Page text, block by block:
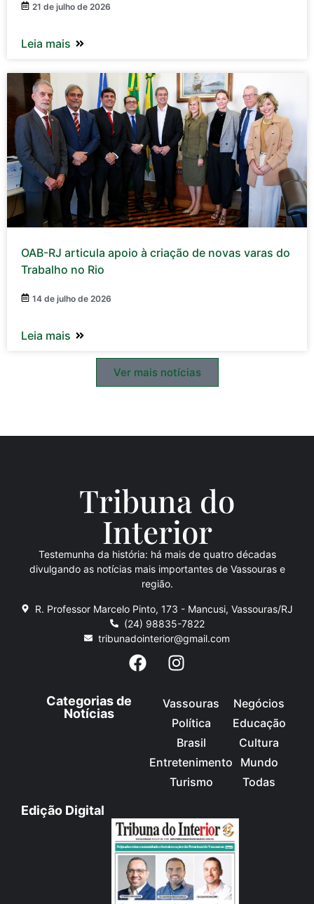
21 de julho de 2026
Leia mais
OAB-RJ articula apoio à criação de novas varas do
Trabalho no Rio
14 de julho de 2026
Leia mais
Ver mais notícias
Tribuna do
Interior
Testemunha da história: há mais de quatro décadas
divulgando as notícias mais importantes de Vassouras e
região.
R. Professor Marcelo Pinto, 173 - Mancusi, Vassouras/RJ
(24) 98835-7822
tribunadointerior@gmail.com
Categorias de
Notícias
Vassouras
Política
Brasil
Entretenimento
Turismo
Negócios
Educação
Cultura
Mundo
Todas
Edição Digital